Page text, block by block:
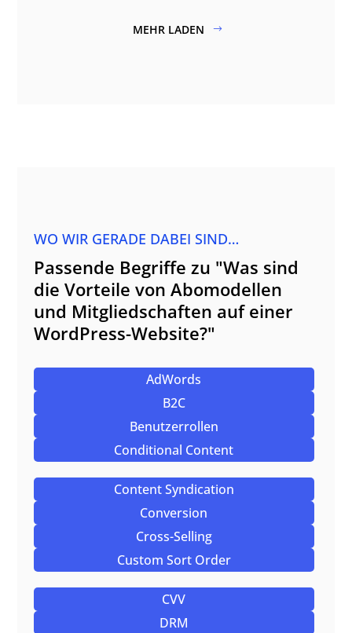
MEHR LADEN
WO WIR GERADE DABEI SIND…
Passende Begriffe zu "Was sind
die Vorteile von Abomodellen
und Mitgliedschaften auf einer
WordPress-Website?"
AdWords
B2C
Benutzerrollen
Conditional Content
Content Syndication
Conversion
Cross-Selling
Custom Sort Order
CVV
DRM